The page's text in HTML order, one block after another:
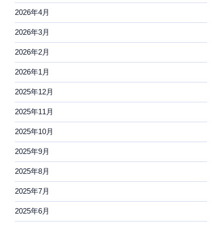
2026年4月
2026年3月
2026年2月
2026年1月
2025年12月
2025年11月
2025年10月
2025年9月
2025年8月
2025年7月
2025年6月